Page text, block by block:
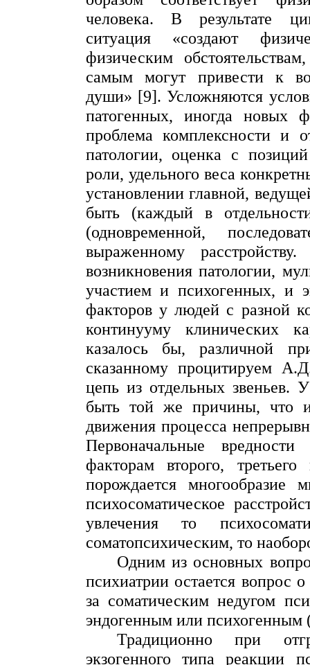
человека. В результате
ситуация «создают
физическим
самым могут привести к
души» [9]. Усложняются
патогенных, иногда новых
проблема комплексности и
патологии, оценка с
роли, удельного веса
установлении главной,
быть (каждый в
(одновременной,
выраженному
возникновения патологии,
участием и психогенных, и
факторов у людей с разной
континууму клинических
казалось бы, различной
сказанному процитируем
цепь из отдельных звеньев.
быть той же причины, что
движения процесса
Первоначальные
факторам второго,
порождается
психосоматическое
увлечения то
соматопсихическим, то
Одним из основных
психиатрии остается вопрос
за соматическим недугом
эндогенным или психогенным
Традиционно при
экзогенного типа реакции